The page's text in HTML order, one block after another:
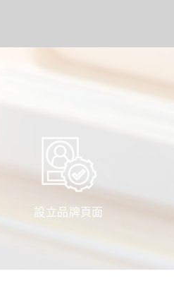
設立品牌頁面